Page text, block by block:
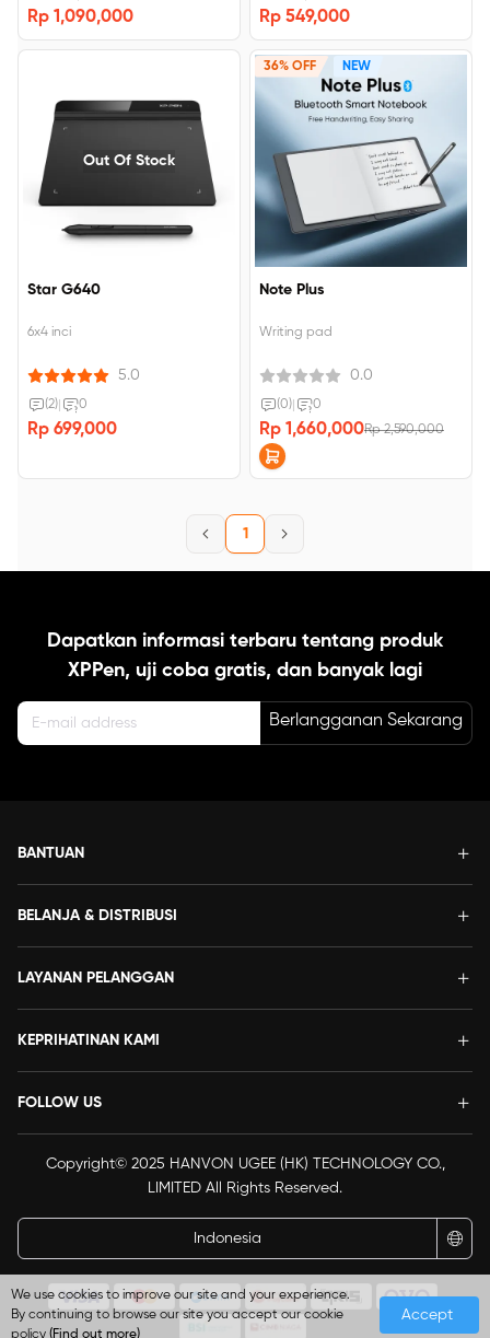
Rp 1,090,000 Rp 549,000
Out Of Stock
Star G640
6x4 inci
5.0
(2) 0
Rp 699,000
36% OFF NEW
Note Plus
Writing pad
0.0
(0) 0
Rp 1,660,000Rp 2,590,000
1
Dapatkan informasi terbaru tentang produk
XPPen, uji coba gratis, dan banyak lagi
Berlangganan Sekarang
BANTUAN
BELANJA & DISTRIBUSI
LAYANAN PELANGGAN
KEPRIHATINAN KAMI
FOLLOW US
Copyright© 2025 HANVON UGEE (HK) TECHNOLOGY CO.,
LIMITED All Rights Reserved.
We use cookies to improve our site and your experience.
By continuing to browse our site you accept our cookie
policy (Find out more)
Accept
Indonesia